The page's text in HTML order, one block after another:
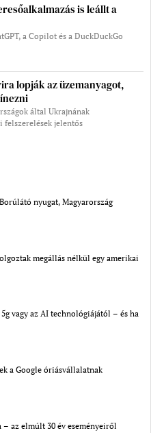
is leállt a
a Copilot és a DuckDuckGo
lopják az üzemanyagot,
által Ukrajnának
felszerelések jelentős
nyugat, Magyarország
megállás nélkül egy amerikai
vagy az AI technológiájától – és ha
a Google óriásvállalatnak
az elmúlt 30 év eseményeiről